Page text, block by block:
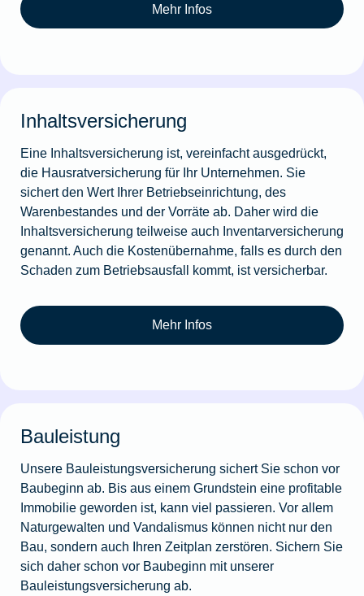
Mehr Infos
Inhaltsversicherung
Eine Inhaltsversicherung ist, vereinfacht ausgedrückt,
die Hausratversicherung für Ihr Unternehmen. Sie
sichert den Wert Ihrer Betriebseinrichtung, des
Warenbestandes und der Vorräte ab. Daher wird die
Inhaltsversicherung teilweise auch Inventarversicherung
genannt. Auch die Kostenübernahme, falls es durch den
Schaden zum Betriebsausfall kommt, ist versicherbar.
Mehr Infos
Bauleistung
Unsere Bauleistungsversicherung sichert Sie schon vor
Baubeginn ab. Bis aus einem Grundstein eine profitable
Immobilie geworden ist, kann viel passieren. Vor allem
Naturgewalten und Vandalismus können nicht nur den
Bau, sondern auch Ihren Zeitplan zerstören. Sichern Sie
sich daher schon vor Baubeginn mit unserer
Bauleistungsversicherung ab.